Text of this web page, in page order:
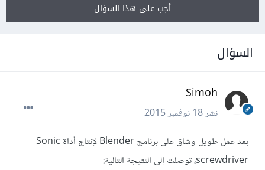
أجب على هذا السؤال
السؤال
Simoh
نشر18 نوفمبر 2015
بعد عمل طويل وشاق على برنامج Blender لإنتاج أداة Sonic
screwdriver، توصلت إلى النتيجة التالية: